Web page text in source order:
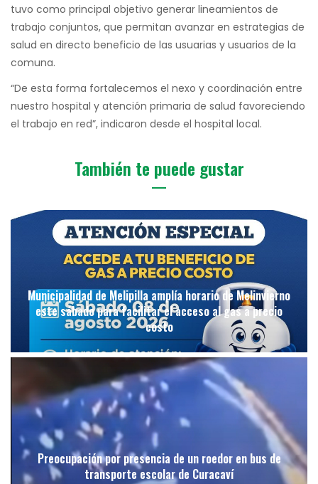
tuvo como principal objetivo generar lineamientos de
trabajo conjuntos, que permitan avanzar en estrategias de
salud en directo beneficio de las usuarias y usuarios de la
comuna.
“De esta forma fortalecemos el nexo y coordinación entre
nuestro hospital y atención primaria de salud favoreciendo
el trabajo en red”, indicaron desde el hospital local.
También te puede gustar
Municipalidad de Melipilla amplía horario de Melinvierno
este sábado para facilitar el acceso al gas a precio
costo
Preocupación por presencia de un roedor en bus de
transporte escolar de Curacaví